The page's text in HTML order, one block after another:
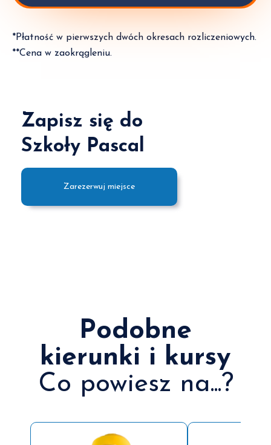
*Płatność w pierwszych dwóch okresach rozliczeniowych.
**Cena w zaokrągleniu.
Zapisz się do
Szkoły Pascal
Zarezerwuj miejsce
Podobne
kierunki i kursy
Co powiesz na...?